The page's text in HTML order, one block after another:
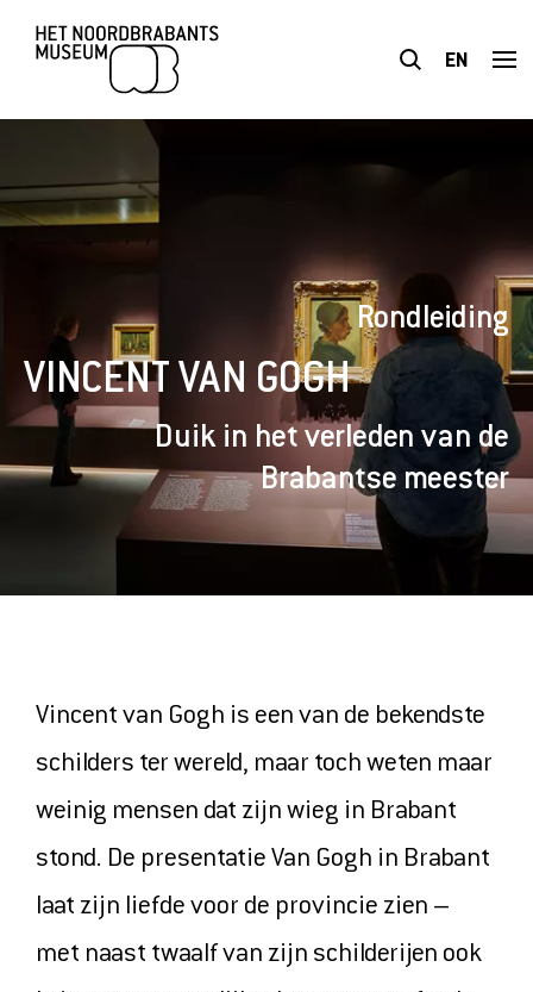
EN
BEZOEK
TENTOONSTELLINGEN
PLAN JE BEZOEK
ONDERWIJS
TOEGANKELIJKHEID
ONTDEK
ONZE FAVORIETEN
COLLECTIE
Rondleiding
VINCENT VAN GOGH
Duik in het verleden van de
Brabantse meester
Vincent van Gogh is een van de bekendste
schilders ter wereld, maar toch weten maar
weinig mensen dat zijn wieg in Brabant
stond. De presentatie Van Gogh in Brabant
laat zijn liefde voor de provincie zien –
met naast twaalf van zijn schilderijen ook